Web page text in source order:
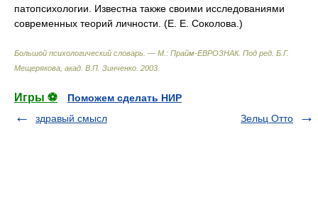
патопсихологии. Известна также своими исследованиями
современных теорий личности. (Е. Е. Соколова.)
Большой психологический словарь. — М.: Прайм-ЕВРОЗНАК. Под ред. Б.Г.
Мещерякова, акад. В.П. Зинченко 2003
Игры ⚽
Поможем сделать НИР
здравый смысл
Зельц Отто